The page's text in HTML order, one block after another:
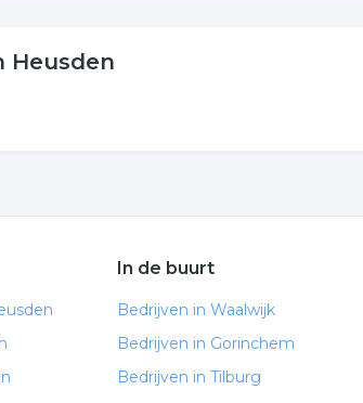
Heusden
In de buurt
Bedrijven in Waalwijk
Bedrijven in Gorinchem
Bedrijven in Tilburg